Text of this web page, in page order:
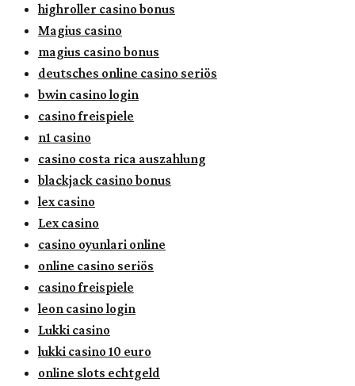
highroller casino bonus
Magius casino
magius casino bonus
deutsches online casino seriös
bwin casino login
casino freispiele
n1 casino
casino costa rica auszahlung
blackjack casino bonus
lex casino
Lex casino
casino oyunlari online
online casino seriös
casino freispiele
leon casino login
Lukki casino
lukki casino 10 euro
online slots echtgeld